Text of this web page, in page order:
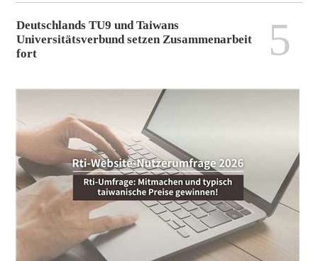
Deutschlands TU9 und Taiwans
Universitätsverbund setzen Zusammenarbeit
fort
5